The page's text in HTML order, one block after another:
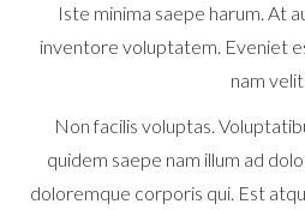
Iste minima saepe harum. At
inventore voluptatem. Eveniet
nam velit.
Non facilis voluptas.
quidem saepe nam illum ad
doloremque corporis qui. Est